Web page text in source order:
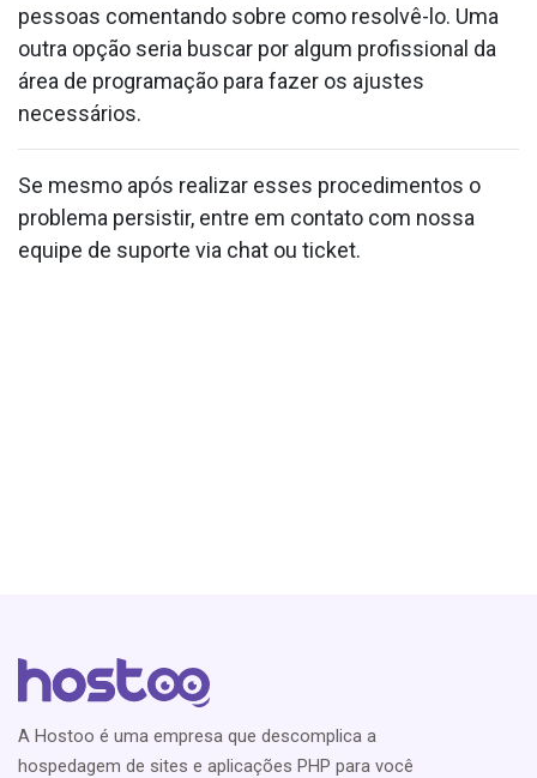
pessoas comentando sobre como resolvê-lo. Uma
outra opção seria buscar por algum profissional da
área de programação para fazer os ajustes
necessários.
Se mesmo após realizar esses procedimentos o
problema persistir, entre em contato com nossa
equipe de suporte via chat ou ticket.
A Hostoo é uma empresa que descomplica a
hospedagem de sites e aplicações PHP para você